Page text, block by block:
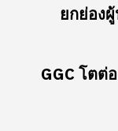
ยกย่อง
GGC โตต่